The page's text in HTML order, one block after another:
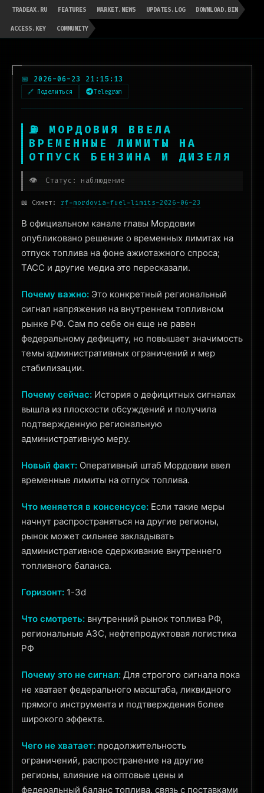
TRADEAX.RU FEATURES MARKET.NEWS UPDATES.LOG DOWNLOAD.BIN
ACCESS.KEY COMMUNITY
📅 2026-06-23 21:15:13
🔗 Поделиться Telegram
⛽ МОРДОВИЯ ВВЕЛА
ВРЕМЕННЫЕ ЛИМИТЫ НА
ОТПУСК БЕНЗИНА И ДИЗЕЛЯ
👁️ Статус: наблюдение
📖 Сюжет: rf-mordovia-fuel-limits-2026-06-23
В официальном канале главы Мордовии
опубликовано решение о временных лимитах на
отпуск топлива на фоне ажиотажного спроса;
ТАСС и другие медиа это пересказали.
Почему важно: Это конкретный региональный
сигнал напряжения на внутреннем топливном
рынке РФ. Сам по себе он еще не равен
федеральному дефициту, но повышает значимость
темы административных ограничений и мер
стабилизации.
Почему сейчас: История о дефицитных сигналах
вышла из плоскости обсуждений и получила
подтвержденную региональную
административную меру.
Новый факт: Оперативный штаб Мордовии ввел
временные лимиты на отпуск топлива.
Что меняется в консенсусе: Если такие меры
начнут распространяться на другие регионы,
рынок может сильнее закладывать
административное сдерживание внутреннего
топливного баланса.
Горизонт: 1-3d
Что смотреть: внутренний рынок топлива РФ,
региональные АЗС, нефтепродуктовая логистика
РФ
Почему это не сигнал: Для строгого сигнала пока
не хватает федерального масштаба, ликвидного
прямого инструмента и подтверждения более
широкого эффекта.
Чего не хватает: продолжительность
ограничений, распространение на другие
регионы, влияние на оптовые цены и
федеральный баланс топлива, связь с поставками